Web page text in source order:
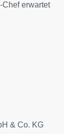
erwartet
& Co. KG